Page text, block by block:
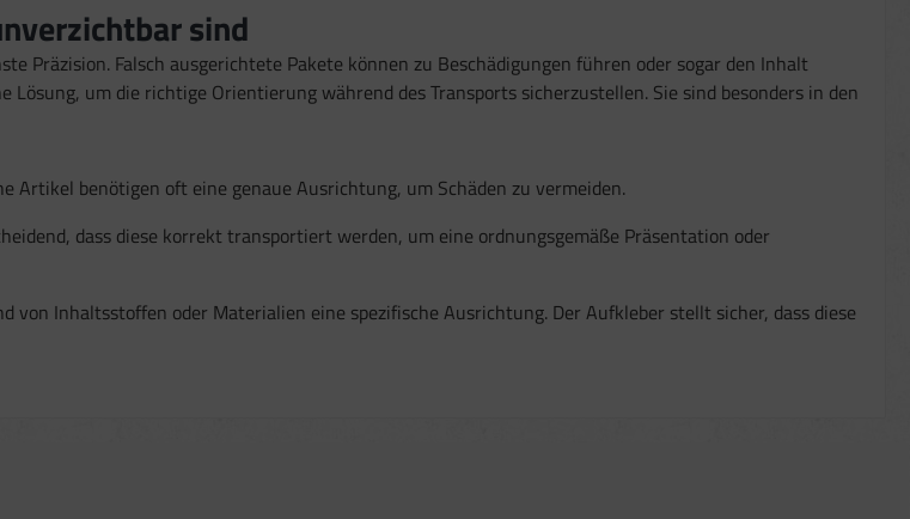
sind
Präzision. Falsch ausgerichtete Pakete können zu Beschädigungen führen oder sogar den Inhalt
um die richtige Orientierung während des Transports sicherzustellen. Sie sind besonders in den
Artikel benötigen oft eine genaue Ausrichtung, um Schäden zu vermeiden.
dass diese korrekt transportiert werden, um eine ordnungsgemäße Präsentation oder
von Inhaltsstoffen oder Materialien eine spezifische Ausrichtung. Der Aufkleber stellt sicher, dass diese